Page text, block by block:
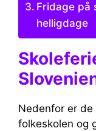
Fridage på
helligdage
Nedenfor er
folkeskolen og